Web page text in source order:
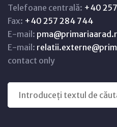
Telefoane centrală: +40
Fax: +40 257 284 744
E-mail:
E-mail:
contact only